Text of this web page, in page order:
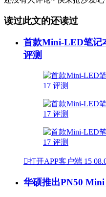
读过此文的还读过
首款Mini-LED笔记
评测
打开APP客户端 15
华硕推出PN50